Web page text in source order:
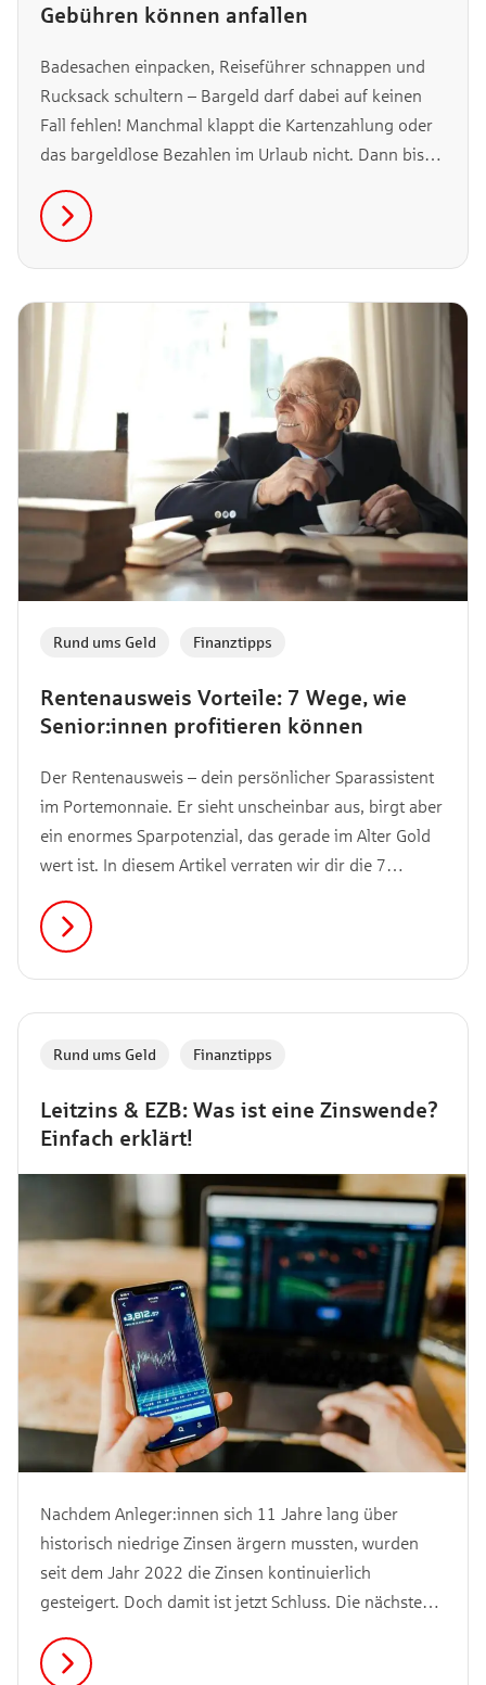
Gebühren können anfallen
Badesachen einpacken, Reiseführer schnappen und
Rucksack schultern – Bargeld darf dabei auf keinen
Fall fehlen! Manchmal klappt die Kartenzahlung oder
das bargeldlose Bezahlen im Urlaub nicht. Dann bist
Sonnenhut am Strand oder das wohlverdiente
Trinkgeld im Café parat hast. In unserem Artikel
verraten wir dir, wie du im Ausland Geld abheben
kannst, um statt Sorgenfalten Souvenirs zu sammeln.
Rentenausweis Vorteile: 7 Wege, wie
Senior:innen profitieren können
Rund ums Geld Finanztipps
Der Rentenausweis – dein persönlicher Sparassistent
im Portemonnaie. Er sieht unscheinbar aus, birgt aber
ein enormes Sparpotenzial, das gerade im Alter Gold
wert ist. In diesem Artikel verraten wir dir die 7
du bares Geld sparen kannst.
Leitzins & EZB: Was ist eine Zinswende?
Einfach erklärt!
Rund ums Geld Finanztipps
Nachdem Anleger:innen sich 11 Jahre lang über
historisch niedrige Zinsen ärgern mussten, wurden
seit dem Jahr 2022 die Zinsen kontinuierlich
gesteigert. Doch damit ist jetzt Schluss. Die nächste
darunter eigentlich und welche Folgen kann eine